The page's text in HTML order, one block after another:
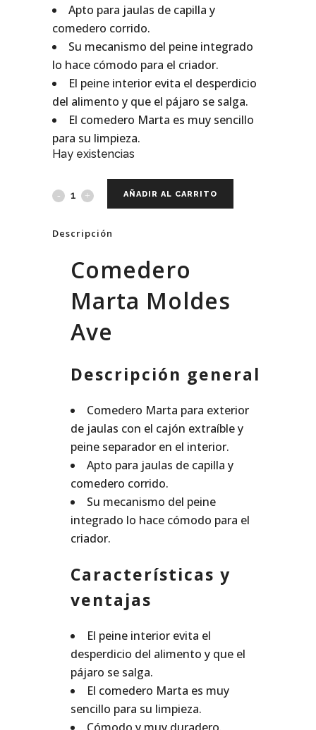
Apto para jaulas de capilla y
comedero corrido.
Su mecanismo del peine integrado
lo hace cómodo para el criador.
El peine interior evita el desperdicio
del alimento y que el pájaro se salga.
El comedero Marta es muy sencillo
para su limpieza.
Hay existencias
AÑADIR AL CARRITO
Descripción
Comedero
Marta Moldes
Ave
Descripción general
Comedero Marta para exterior
de jaulas con el cajón extraíble y
peine separador en el interior.
Apto para jaulas de capilla y
comedero corrido.
Su mecanismo del peine
integrado lo hace cómodo para el
criador.
Características y
ventajas
El peine interior evita el
desperdicio del alimento y que el
pájaro se salga.
El comedero Marta es muy
sencillo para su limpieza.